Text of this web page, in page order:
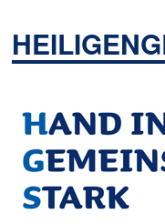
springen